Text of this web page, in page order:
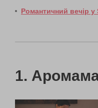
Романтичний вечір у